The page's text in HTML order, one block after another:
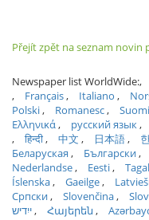
Přejít zpět na seznam novin
Newspaper list WorldWide:
Français
Italiano
Polski
Romanesc Suomi
Ελληνικά
русский язык
हिन्दी
中文 日本語
Беларуская
Български
Nederlandse
Eesti
Íslenska
Gaeilge
Српски
Slovenčina
ייִדיש
Հայերեն